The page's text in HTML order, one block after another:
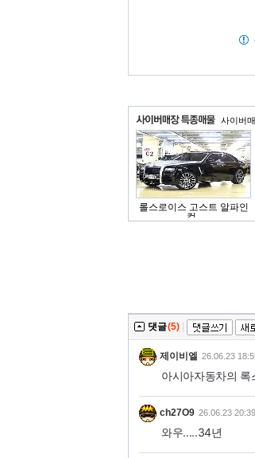
사이버
롤스로이스 고스트 알파인
컬..
댓글(5)
제이비엘 26.06.23
아시아자동차의 록
ch27O9 26.06.23 20:39
와우.....34년